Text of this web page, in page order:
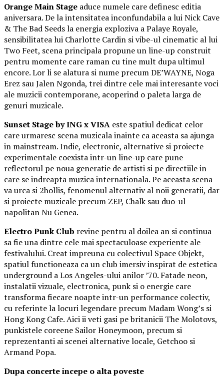
Orange Main Stage aduce numele care definesc editia
aniversara. De la intensitatea inconfundabila a lui Nick Cave
& The Bad Seeds la energia exploziva a Palaye Royale,
sensibilitatea lui Charlotte Cardin si vibe-ul cinematic al lui
Two Feet, scena principala propune un line-up construit
pentru momente care raman cu tine mult dupa ultimul
encore. Lor li se alatura si nume precum DE’WAYNE, Noga
Erez sau Jalen Ngonda, trei dintre cele mai interesante voci
ale muzicii contemporane, acoperind o paleta larga de
genuri muzicale.
Sunset Stage by ING x VISA este spatiul dedicat celor
care urmaresc scena muzicala inainte ca aceasta sa ajunga
in mainstream. Indie, electronic, alternative si proiecte
experimentale coexista intr-un line-up care pune
reflectorul pe noua generatie de artisti si pe directiile in
care se indreapta muzica internationala. Pe aceasta scena
va urca si 2hollis, fenomenul alternativ al noii generatii, dar
si proiecte muzicale precum ZEP, Chalk sau duo-ul
napolitan Nu Genea.
Electro Punk Club revine pentru al doilea an si continua
sa fie una dintre cele mai spectaculoase experiente ale
festivalului. Creat impreuna cu colectivul Space Objekt,
spatiul functioneaza ca un club imersiv inspirat de estetica
underground a Los Angeles-ului anilor ’70. Fatade neon,
instalatii vizuale, electronica, punk si o energie care
transforma fiecare noapte intr-un performance colectiv,
cu referinte la locuri legendare precum Madam Wong’s si
Hong Kong Cafe. Aici ii veti gasi pe britanicii The Molotovs,
punkistele coreene Sailor Honeymoon, precum si
reprezentanti ai scenei alternative locale, Getchoo si
Armand Popa.
Dupa concerte incepe o alta poveste